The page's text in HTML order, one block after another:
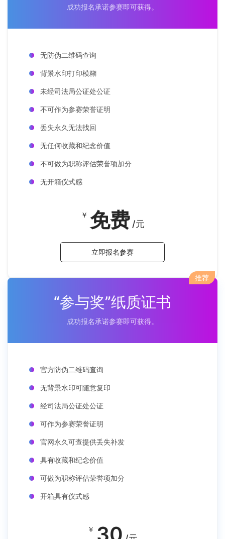
成功报名承诺参赛即可获得。
无防伪二维码查询
背景水印打印模糊
未经司法局公证处公证
不可作为参赛荣誉证明
丢失永久无法找回
无任何收藏和纪念价值
不可做为职称评估荣誉项加分
无开箱仪式感
￥ 免费 /元
立即报名参赛
推荐
“参与奖”纸质证书
成功报名承诺参赛即可获得。
官方防伪二维码查询
无背景水印可随意复印
经司法局公证处公证
可作为参赛荣誉证明
官网永久可查提供丢失补发
具有收藏和纪念价值
可做为职称评估荣誉项加分
开箱具有仪式感
￥ 30